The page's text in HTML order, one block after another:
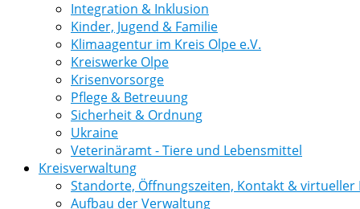
Integration & Inklusion
Kinder, Jugend & Familie
Klimaagentur im Kreis Olpe e.V.
Kreiswerke Olpe
Krisenvorsorge
Pflege & Betreuung
Sicherheit & Ordnung
Ukraine
Veterinäramt - Tiere und Lebensmittel
Kreisverwaltung
Standorte, Öffnungszeiten, Kontakt & virtueller
Aufbau der Verwaltung